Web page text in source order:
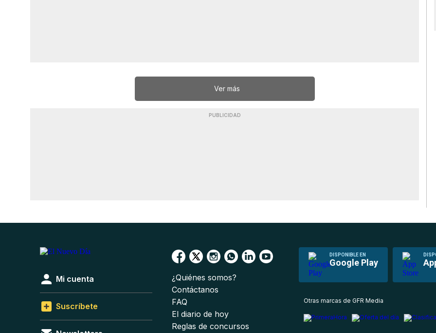
Ver más
PUBLICIDAD
DISPONIBLE EN
Google Play
Mi cuenta
Suscríbete
¿Quiénes somos?
Contáctanos
FAQ
El diario de hoy
Reglas de concursos
Otras marcas de GFR Media